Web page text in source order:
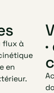
flux à
en